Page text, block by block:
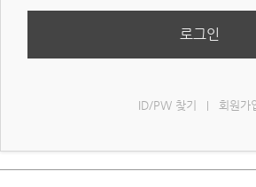
로그인
ID/PW 찾기 회원가